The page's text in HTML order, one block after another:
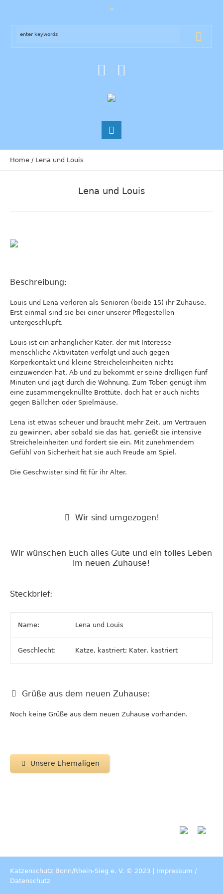
Home / Lena und Louis
Lena und Louis
Beschreibung:
Louis und Lena verloren als Senioren (beide 15) ihr Zuhause.
Erst einmal sind sie bei einer unserer Pflegestellen
untergeschlüpft.
Louis ist ein anhänglicher Kater, der mit Interesse
menschliche Aktivitäten verfolgt und auch gegen
Körperkontakt und kleine Streicheleinheiten nichts
einzuwenden hat. Ab und zu bekommt er seine drolligen fünf
Minuten und jagt durch die Wohnung. Zum Toben genügt ihm
eine zusammengeknüllte Brottüte, doch hat er auch nichts
gegen Bällchen oder Spielmäuse.
Lena ist etwas scheuer und braucht mehr Zeit, um Vertrauen
zu gewinnen, aber sobald sie das hat, genießt sie intensive
Streicheleinheiten und fordert sie ein. Mit zunehmendem
Gefühl von Sicherheit hat sie auch Freude am Spiel.
Die Geschwister sind fit für ihr Alter.
Wir sind umgezogen!
Wir wünschen Euch alles Gute und ein tolles Leben
im neuen Zuhause!
Steckbrief:
Name: Lena und Louis
Geschlecht: Katze, kastriert; Kater, kastriert
Grüße aus dem neuen Zuhause:
Noch keine Grüße aus dem neuen Zuhause vorhanden.
Unsere Ehemaligen
Katzenschutz Bonn/Rhein-Sieg e. V. © 2023 | Impressum /
Datenschutz